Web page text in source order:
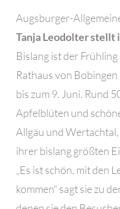
Augsburger-
Tanja Leodolter stellt
Bislang ist der
Rathaus von
bis zum 9. Juni. Rund
Apfelblüten und
Allgäu und
ihrer bislang größten
„Es ist schön, mit den
kommen“ sagt sie zu